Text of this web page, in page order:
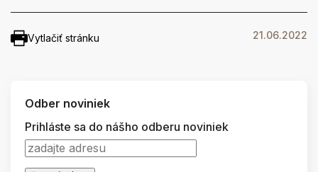
Vytlačiť stránku 21.06.2022
Odber noviniek
Prihláste sa do nášho odberu noviniek